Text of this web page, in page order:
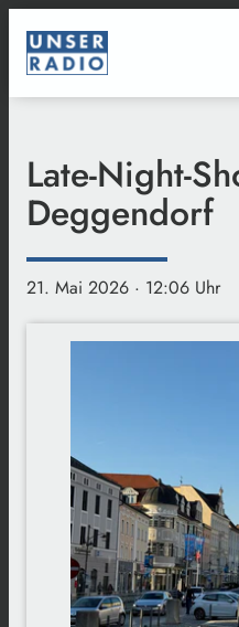
Late-Night-
Deggendorf
21. Mai 2026 · 12:06 Uhr